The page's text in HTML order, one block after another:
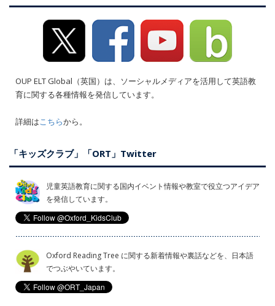
OUP ELT Global（英国）は、ソーシャルメディアを活用して英語教
育に関する各種情報を発信しています。
詳細はこちらから。
「キッズクラブ」「ORT」Twitter
児童英語教育に関する国内イベント情報や教室で役立つアイデア
を発信しています。
Oxford Reading Tree に関する新着情報や裏話などを、日本語
でつぶやいています。